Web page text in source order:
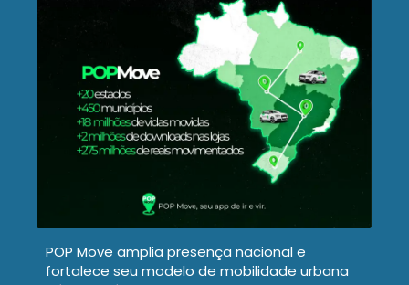
POP Move amplia presença nacional e
fortalece seu modelo de mobilidade urbana